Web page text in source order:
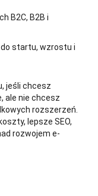
B2C, B2B i
startu, wzrostu i
jeśli chcesz
ale nie chcesz
rozszerzeń.
lepsze SEO,
rozwojem e-